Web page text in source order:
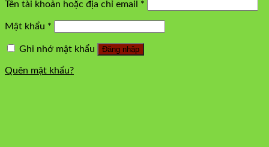
Tên tài khoản hoặc địa chỉ email *
Mật khẩu *
Ghi nhớ mật khẩu Đăng nhập
Quên mật khẩu?